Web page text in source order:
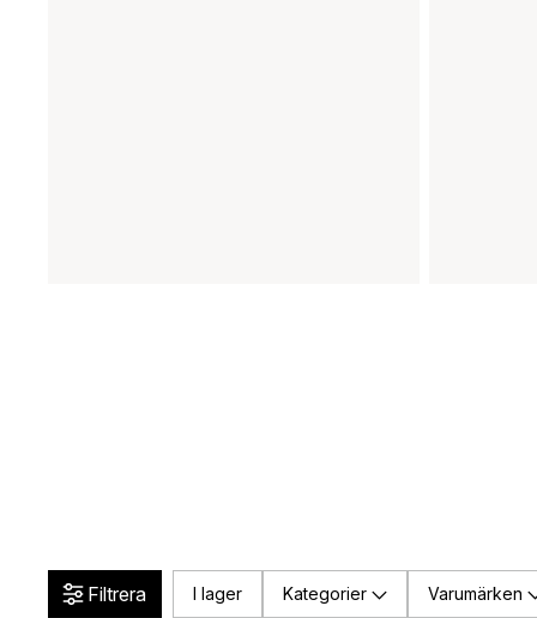
Filtrera I lager Kategorier Varumärken